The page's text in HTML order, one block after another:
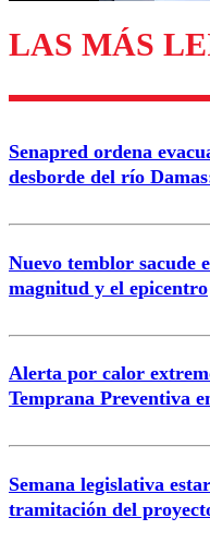
LAS MÁS
Senapred ordena
desborde del río
Nuevo temblor sacude
magnitud y el epicentro
Alerta por calor
Temprana Preventiva
Semana legislativa
tramitación del